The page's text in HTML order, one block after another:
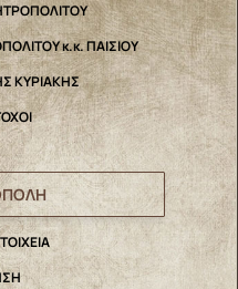
κ.κ. ΠΑΙΣΙΟΥ
ΚΥΡΙΑΚΗΣ